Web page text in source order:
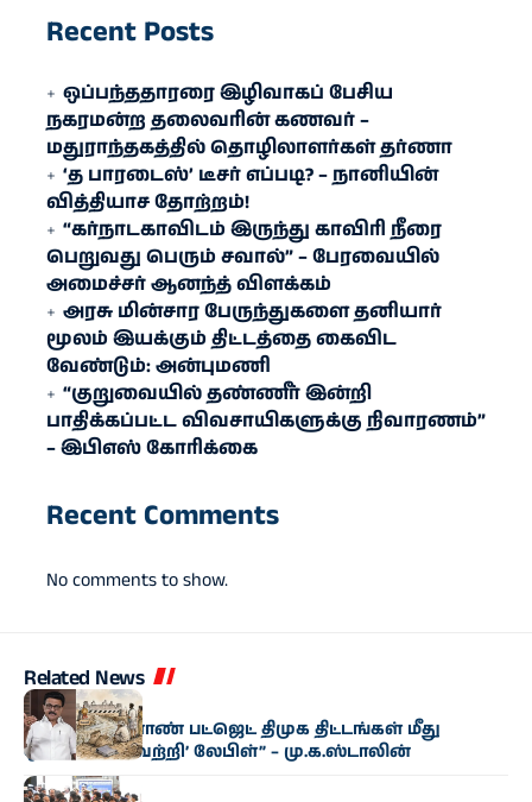
Recent Posts
ஒப்பந்ததாரரை இழிவாகப் பேசிய
நகரமன்ற தலைவரின் கணவர் –
மதுராந்தகத்தில் தொழிலாளர்கள் தர்ணா
‘த பாரடைஸ்’ டீசர் எப்படி? – நானியின்
வித்தியாச தோற்றம்!
“கர்நாடகாவிடம் இருந்து காவிரி நீரை
பெறுவது பெரும் சவால்” – பேரவையில்
அமைச்சர் ஆனந்த் விளக்கம்
அரசு மின்சார பேருந்துகளை தனியார்
மூலம் இயக்கும் திட்டத்தை கைவிட
வேண்டும்: அன்புமணி
“குறுவையில் தண்ணீர் இன்றி
பாதிக்கப்பட்ட விவசாயிகளுக்கு நிவாரணம்”
– இபிஎஸ் கோரிக்கை
Recent Comments
No comments to show.
Related News
அரசியல்
“தமிழக வேளாண் பட்ஜெட் திமுக திட்டங்கள் மீது
ஒட்டப்பட்ட ‘வெற்றி’ லேபிள்” – மு.க.ஸ்டாலின்
அரசியல்